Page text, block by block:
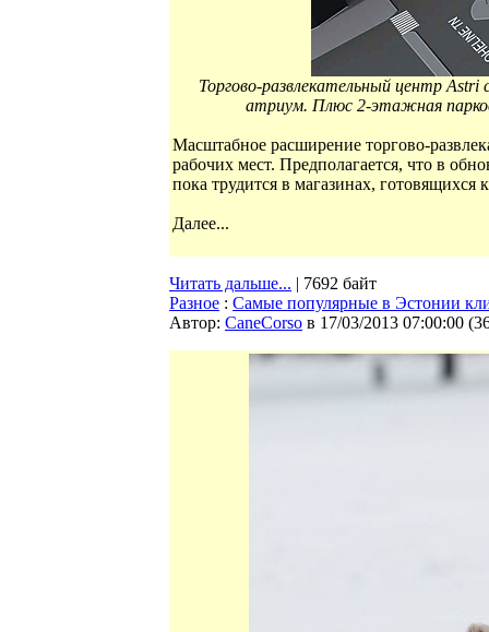
Торгово-развлекательный центр
атриум. Плюс 2-этажная
Масштабное расширение торгово-
рабочих мест. Предполагается, что в
пока трудится в магазинах, готовящихся
Далее...
Читать дальше... | 7692 байт
Разное : Cамые популярные в Эстонии
Автор: CaneCorso в 17/03/2013 07:00:00 (